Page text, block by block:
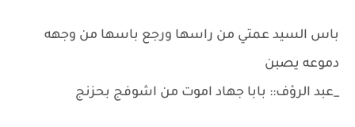
باس السيد عمتي من راسها ورجع باسها من وجهه
دموعه يصبن
_عبد الرؤف:: بابا جهاد اموت من اشوفج بحزنج